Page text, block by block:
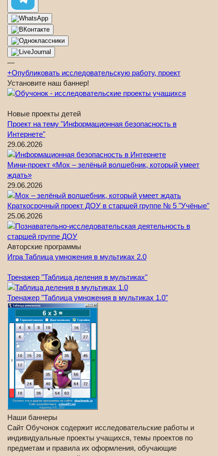
—
+Опубликовать исследовательскую работу, проект
Установите наш баннер!
Новые проекты детей
Проект на тему "Информационная безопасность в
Интернете"
29.06.2026
Мини-проект «Мох – зелёный волшебник, который умеет
ждать»
29.06.2026
Краткосрочный проект ДОУ в старшей группе № 5 "Учёные"
25.06.2026
Авторские программы
Игра Таблица умножения в мультиках 2.0
Тренажер "Таблица деления в мультиках"
Тренажер "Таблица умножения в мультиках 1.0"
Наши баннеры
Сайт Обучонок содержит исследовательские работы и
индивидуальные проекты учащихся, темы проектов по
предметам и правила их оформления, обучающие